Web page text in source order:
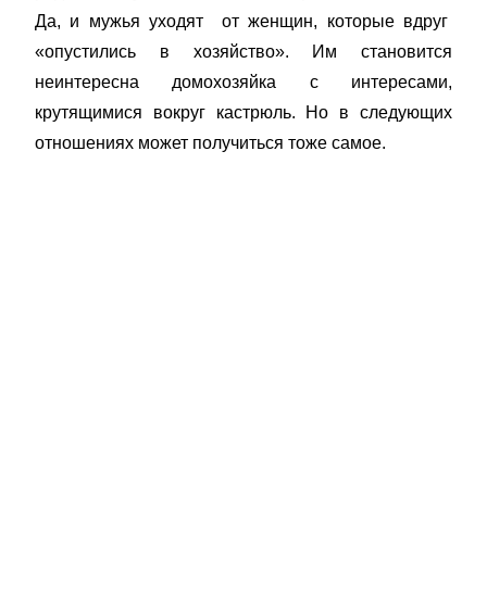
Да, и мужья уходят от женщин, которые вдруг
«опустились в хозяйство». Им становится
неинтересна домохозяйка с интересами,
крутящимися вокруг кастрюль. Но в следующих
отношениях может получиться тоже самое.